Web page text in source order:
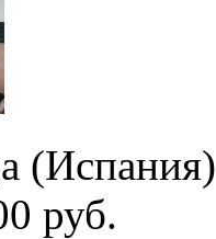
(Испания)
руб.